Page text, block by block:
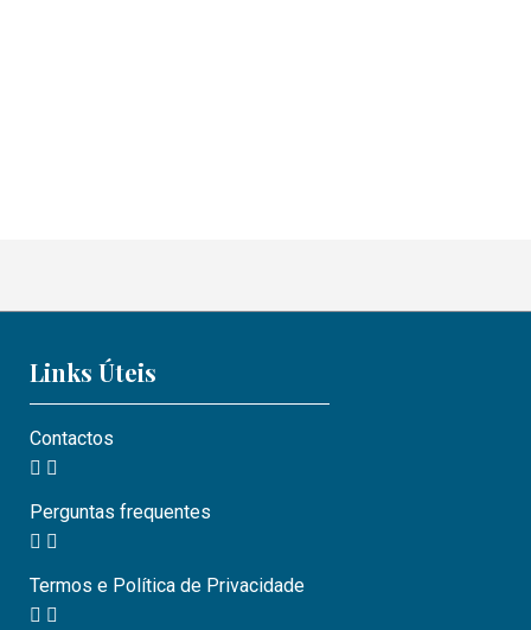
Links Úteis
Contactos
Perguntas frequentes
Termos e Política de Privacidade